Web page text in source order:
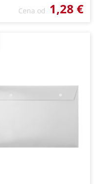
Cena od 1,28 €